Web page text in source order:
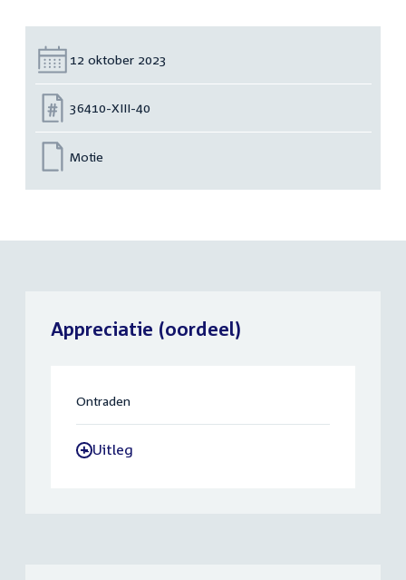
Datum:
12 oktober 2023
Nummer:
36410-XIII-40
Motie
Appreciatie (oordeel)
Ontraden
-Uitleg